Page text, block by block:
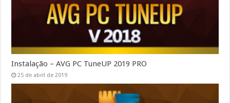
Instalação – AVG PC TuneUP 2019 PRO
25 de abril de 2019